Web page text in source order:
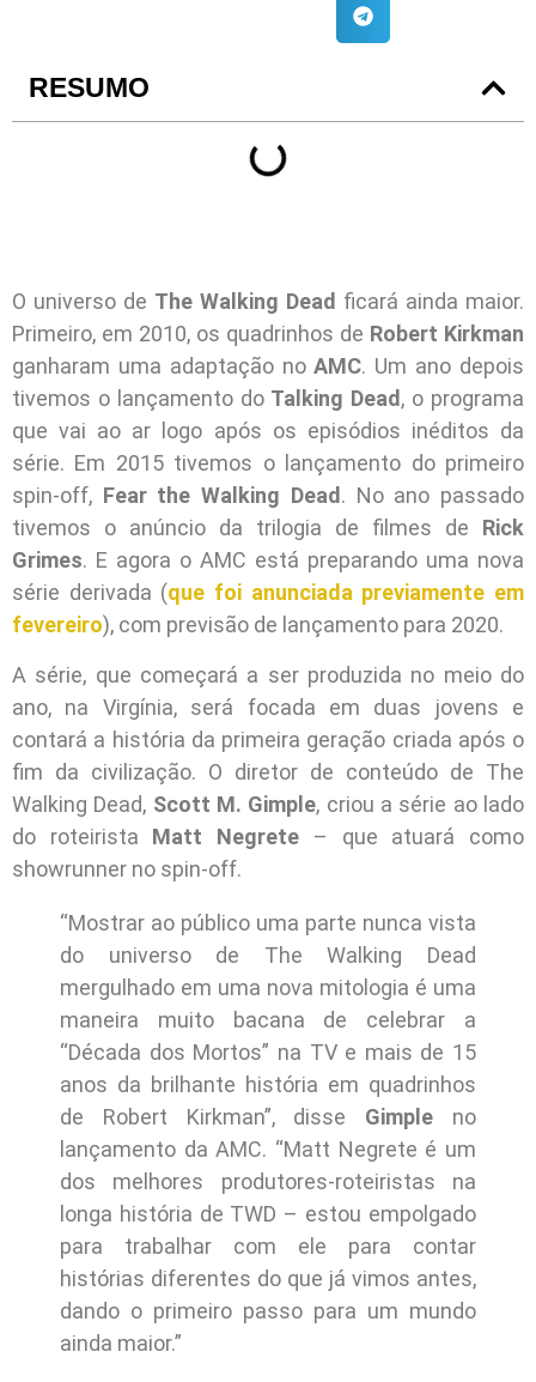
RESUMO
O universo de The Walking Dead ficará ainda maior.
Primeiro, em 2010, os quadrinhos de Robert Kirkman
ganharam uma adaptação noAMC. Um ano depois
tivemos o lançamento do Talking Dead, o programa
que vai ao ar logo após os episódios inéditos da
série. Em 2015 tivemos o lançamento do primeiro
spin-off, Fear the Walking Dead. No ano passado
tivemos o anúncio da trilogia de filmes de Rick
Grimes. E agora o AMC está preparando uma nova
série derivada (que foi anunciada previamente em
fevereiro), com previsão de lançamento para 2020.
A série, que começará a ser produzida no meio do
ano, na Virgínia, será focada em duas jovens e
contará a história da primeira geração criada após o
fim da civilização. O diretor de conteúdo de The
Walking Dead, Scott M. Gimple, criou a série ao lado
do roteirista Matt Negrete – que atuará como
showrunner no spin-off.
“Mostrar ao público uma parte nunca vista
do universo de The Walking Dead
mergulhado em uma nova mitologia é uma
maneira muito bacana de celebrar a
“Década dos Mortos” na TV e mais de 15
anos da brilhante história em quadrinhos
de Robert Kirkman”, disse Gimple no
lançamento da AMC. “Matt Negrete é um
dos melhores produtores-roteiristas na
longa história de TWD – estou empolgado
para trabalhar com ele para contar
histórias diferentes do que já vimos antes,
dando o primeiro passo para um mundo
ainda maior.”